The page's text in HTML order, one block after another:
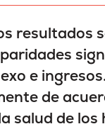
resultados
e
de
salud de